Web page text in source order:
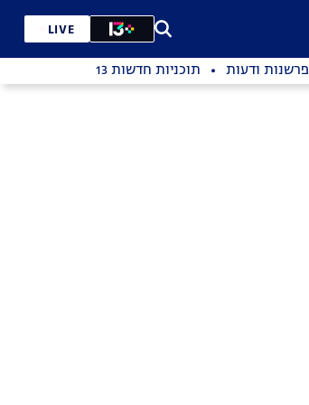
LIVE
פרשנות ודעות תוכניות חדשות 13